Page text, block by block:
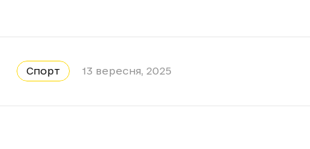
Спорт 13 вересня, 2025